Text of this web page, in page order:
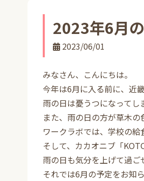
2023年6月
2023/06/01
みなさん、こんにちは。
今年は6月に入る前に、近
雨の日は憂うつになってし
また、雨の日の方が草木
ワークラボでは、学校の
そして、カカオニブ「
雨の日も気分を上げて過
それでは6月の予定をお知ら